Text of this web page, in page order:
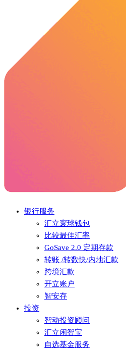
银行服务
汇立寰球钱包
比较最佳汇率
GoSave 2.0 定期存款
转账 /转数快/内地汇款
跨境汇款
开立账户
智安存
投资
智动投资顾问
汇立闲智宝
自选基金服务